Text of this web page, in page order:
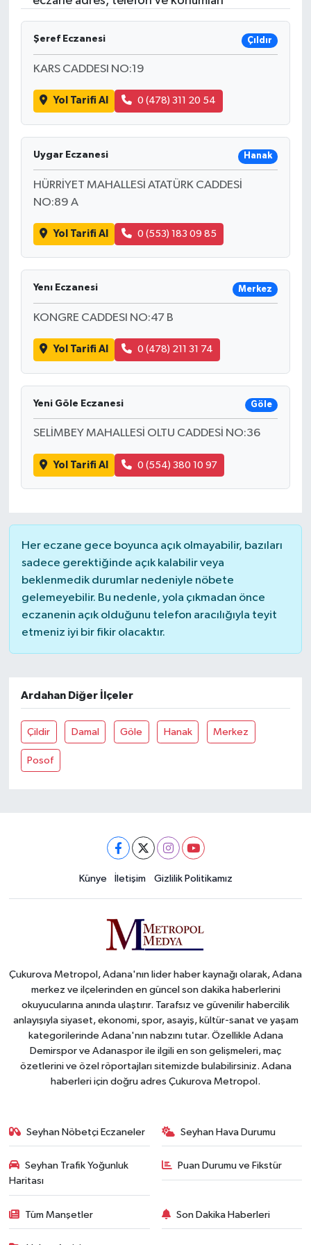
Şeref Eczanesi Çıldır
KARS CADDESI NO:19
Yol Tarifi Al 0 (478) 311 20 54
Uygar Eczanesi Hanak
HÜRRİYET MAHALLESİ ATATÜRK CADDESİ
NO:89 A
Yol Tarifi Al 0 (553) 183 09 85
Yenı Eczanesi Merkez
KONGRE CADDESI NO:47 B
Yol Tarifi Al 0 (478) 211 31 74
Yeni Göle Eczanesi Göle
SELİMBEY MAHALLESİ OLTU CADDESİ NO:36
Yol Tarifi Al 0 (554) 380 10 97
Her eczane gece boyunca açık olmayabilir, bazıları
sadece gerektiğinde açık kalabilir veya
beklenmedik durumlar nedeniyle nöbete
gelemeyebilir. Bu nedenle, yola çıkmadan önce
eczanenin açık olduğunu telefon aracılığıyla teyit
etmeniz iyi bir fikir olacaktır.
Ardahan Diğer İlçeler
Çildir Damal Göle Hanak Merkez
Posof
Künye İletişim Gizlilik Politikamız
Çukurova Metropol, Adana'nın lider haber kaynağı olarak, Adana
merkez ve ilçelerinden en güncel son dakika haberlerini
okuyucularına anında ulaştırır. Tarafsız ve güvenilir habercilik
anlayışıyla siyaset, ekonomi, spor, asayiş, kültür-sanat ve yaşam
kategorilerinde Adana'nın nabzını tutar. Özellikle Adana
Demirspor ve Adanaspor ile ilgili en son gelişmeleri, maç
özetlerini ve özel röportajları sitemizde bulabilirsiniz. Adana
haberleri için doğru adres Çukurova Metropol.
Seyhan Nöbetçi Eczaneler Seyhan Hava Durumu
Seyhan Trafik Yoğunluk
Haritası
Puan Durumu ve Fikstür
Tüm Manşetler Son Dakika Haberleri
Resmi İlanlar